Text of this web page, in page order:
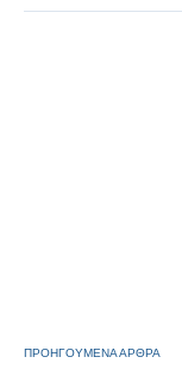
ΠΡΟΗΓΟΥΜΕΝΑ ΑΡΘΡΑ